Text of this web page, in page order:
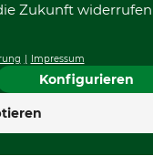
Zukunft widerrufen
Impressum
Konfigurieren